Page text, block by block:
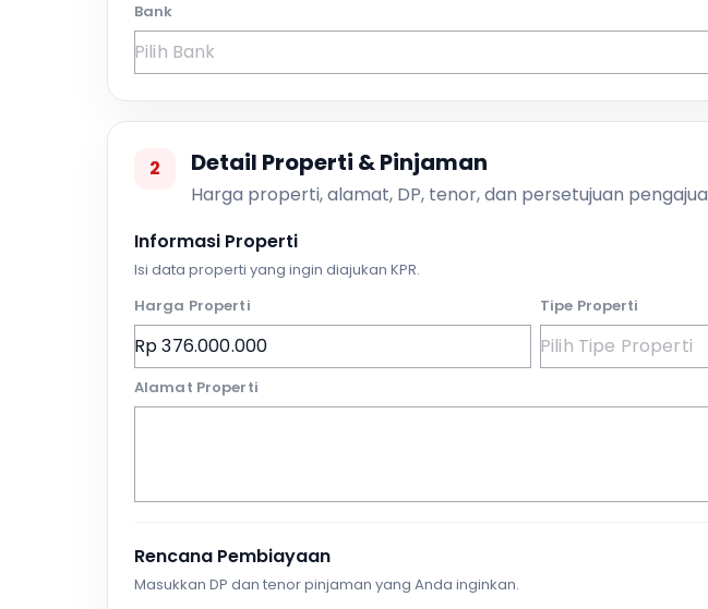
Bank
2 Detail Properti & Pinjaman
Harga properti, alamat, DP, tenor, dan persetujuan
Informasi Properti
Isi data properti yang ingin diajukan KPR.
Harga Properti
Tipe Properti
Alamat Properti
Rencana Pembiayaan
Masukkan DP dan tenor pinjaman yang Anda inginkan.